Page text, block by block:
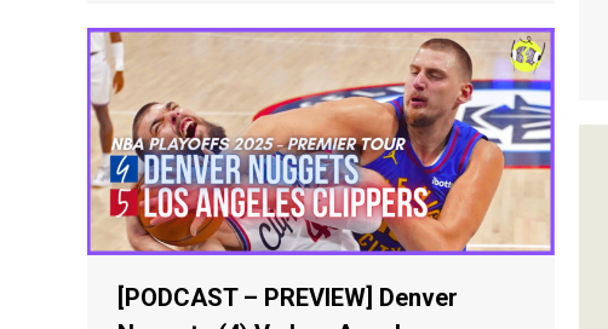
[PODCAST – PREVIEW] Denver